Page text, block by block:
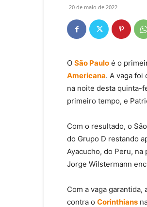
20 de maio de 2022
O São Paulo é o
Americana. A vaga foi
na noite desta quinta-
primeiro tempo, e
Com o resultado, o
do Grupo D restando
Ayacucho, do Peru,
Jorge Wilstermann
Com a vaga
contra o Corinthians